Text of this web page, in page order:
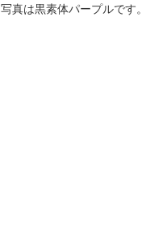
写真は黒素体パープルです。